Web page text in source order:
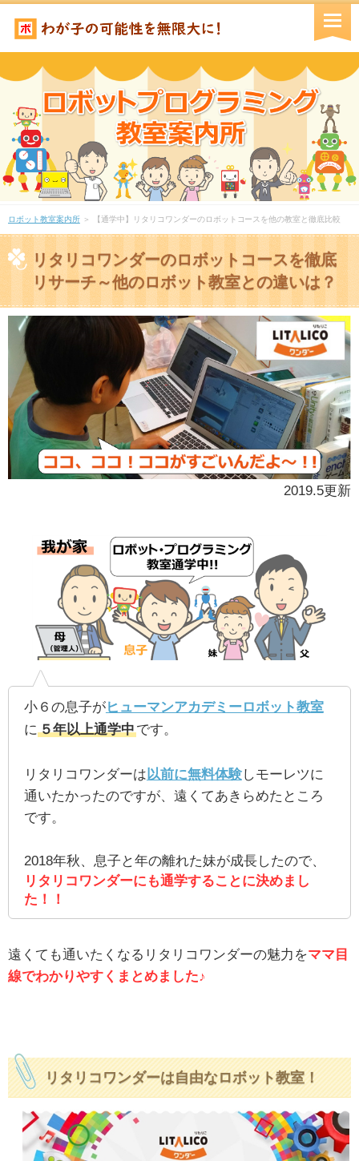
ロボット教室案内所＞ 【通学中】リタリコワンダーのロボットコースを他の教室と徹底比較
リタリコワンダーのロボットコースを徹底
リサーチ～他のロボット教室との違いは？
2019.5更新
小６の息子がヒューマンアカデミーロボット教室
に５年以上通学中です。
リタリコワンダーは以前に無料体験しモーレツに
通いたかったのですが、遠くてあきらめたところ
です。
2018年秋、息子と年の離れた妹が成長したので、
リタリコワンダーにも通学することに決めまし
た！！
遠くても通いたくなるリタリコワンダーの魅力をママ目
線でわかりやすくまとめました♪
リタリコワンダーは自由なロボット教室！